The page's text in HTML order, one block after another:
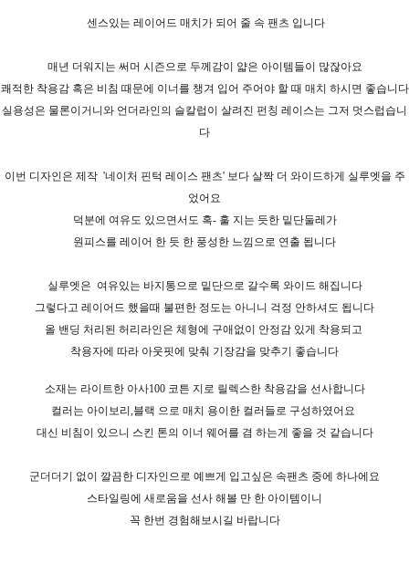
센스있는 레이어드 매치가 되어 줄 속 팬츠 입니다
매년 더워지는 써머 시즌으로 두께감이 얇은 아이템들이 많잖아요
쾌적한 착용감 혹은 비침 때문에 이너를 챙겨 입어 주어야 할 때 매치 하시면 좋습니다
실용성은 물론이거니와 언더라인의 슬칼럽이 살려진 펀칭 레이스는 그저 멋스럽습니
다
이번 디자인은 제작 '네이처 핀턱 레이스 팬츠' 보다 살짝 더 와이드하게 실루엣을 주
었어요
덕분에 여유도 있으면서도 혹- 훌 지는 듯한 밑단둘레가
원피스를 레이어 한 듯 한 풍성한 느낌으로 연출 됩니다
실루엣은 여유있는 바지통으로 밑단으로 갈수록 와이드 해집니다
그렇다고 레이어드 했을때 불편한 정도는 아니니 걱정 안하셔도 됩니다
올 밴딩 처리된 허리라인은 체형에 구애없이 안정감 있게 착용되고
착용자에 따라 아웃핏에 맞춰 기장감을 맞추기 좋습니다
소재는 라이트한 아사100 코튼 지로 릴렉스한 착용감을 선사합니다
컬러는 아이보리,블랙 으로 매치 용이한 컬러들로 구성하였어요
대신 비침이 있으니 스킨 톤의 이너 웨어를 겸 하는게 좋을 것 같습니다
군더더기 없이 깔끔한 디자인으로 예쁘게 입고싶은 속팬츠 중에 하나에요
스타일링에 새로움을 선사 해볼 만 한 아이템이니
꼭 한번 경험해보시길 바랍니다